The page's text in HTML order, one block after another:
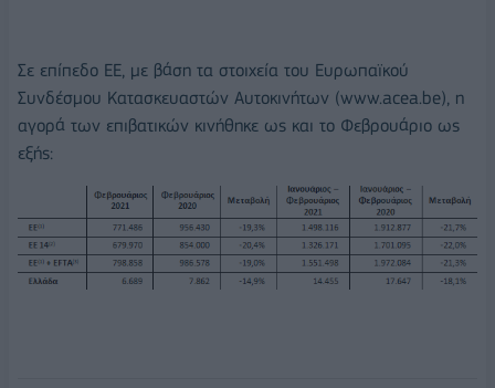
Σε επίπεδο ΕΕ, με βάση τα στοιχεία του Ευρωπαϊκού
Συνδέσμου Κατασκευαστών Αυτοκινήτων (www.acea.be), η
αγορά των επιβατικών κινήθηκε ως και το Φεβρουάριο ως
εξής: